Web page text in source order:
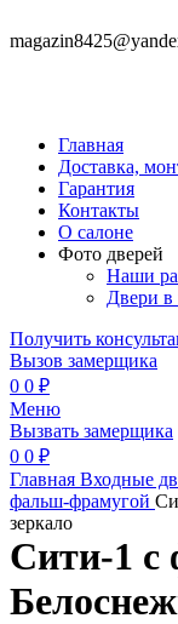
Главная
Доставка,
Гарантия
Контакты
О салоне
Фото дверей
Наши
Двери в
Получить
Вызов замерщика
0 0 ₽
Меню
Вызвать замерщика
0 0 ₽
Главная Входные
фальш-фрамугой
зеркало
Сити-1 с